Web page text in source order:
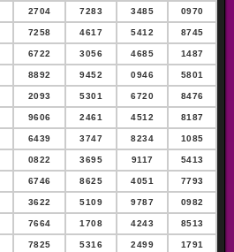
2704 7283 3485 0970
7258 4617 5412 8745
6722 3056 4685 1487
8892 9452 0946 5801
2093 5301 6720 8476
9606 2461 4512 8187
6439 3747 8234 1085
0822 3695 9117 5413
6746 8625 4051 7793
3622 5109 9787 0982
7664 1708 4243 8513
7825 5316 2499 1791